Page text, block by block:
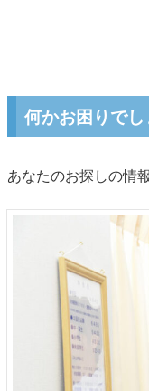
何かお困りでし
あなたのお探しの情